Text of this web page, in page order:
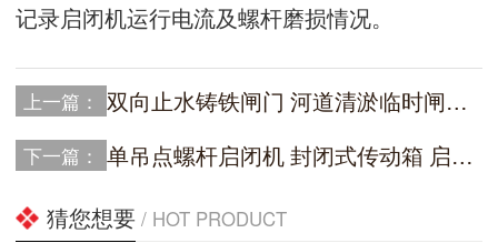
记录启闭机运行电流及螺杆磨损情况。
上一篇： 双向止水铸铁闸门 河道清淤临时闸门段
下一篇：
单吊点螺杆启闭机 封闭式传动箱 启闭机运行噪音控制
猜您想要 / HOT PRODUCT